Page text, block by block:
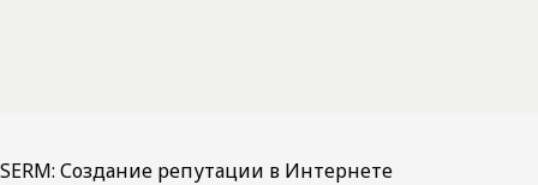
SERM: Создание репутации в Интернете